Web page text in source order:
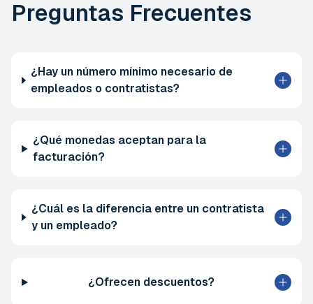
Preguntas Frecuentes
¿Hay un número mínimo necesario de
empleados o contratistas?
¿Qué monedas aceptan para la
facturación?
¿Cuál es la diferencia entre un contratista
y un empleado?
¿Ofrecen descuentos?